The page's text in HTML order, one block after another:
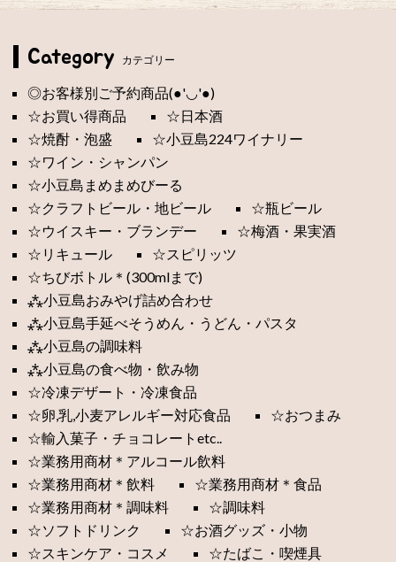
Category カテゴリー
◎お客様別ご予約商品(●'◡'●)
☆お買い得商品
☆日本酒
☆焼酎・泡盛
☆小豆島224ワイナリー
☆ワイン・シャンパン
☆小豆島まめまめびーる
☆クラフトビール・地ビール
☆瓶ビール
☆ウイスキー・ブランデー
☆梅酒・果実酒
☆リキュール
☆スピリッツ
☆ちびボトル＊(300mlまで)
⁂小豆島おみやげ詰め合わせ
⁂小豆島手延べそうめん・うどん・パスタ
⁂小豆島の調味料
⁂小豆島の食べ物・飲み物
☆冷凍デザート・冷凍食品
☆卵,乳,小麦アレルギー対応食品
☆おつまみ
☆輸入菓子・チョコレートetc..
☆業務用商材＊アルコール飲料
☆業務用商材＊飲料
☆業務用商材＊食品
☆業務用商材＊調味料
☆調味料
☆ソフトドリンク
☆お酒グッズ・小物
☆スキンケア・コスメ
☆たばこ・喫煙具